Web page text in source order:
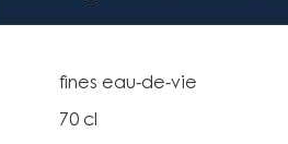
fines eau-de-vie
70 cl